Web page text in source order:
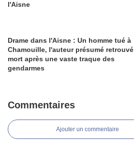
l'Aisne
Drame dans l'Aisne : Un homme tué à
Chamouille, l'auteur présumé retrouvé
mort après une vaste traque des
gendarmes
Commentaires
Ajouter un commentaire